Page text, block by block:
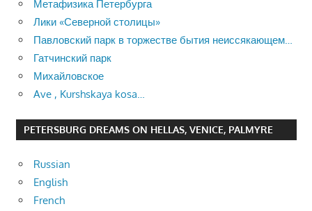
Метафизика Петербурга
Лики «Северной столицы»
Павловский парк в торжестве бытия неиссякающем…
Гатчинский парк
Михайловское
Ave , Kurshskaya kosa…
PETERSBURG DREAMS ON HELLAS, VENICE, PALMYRE
Russian
English
French